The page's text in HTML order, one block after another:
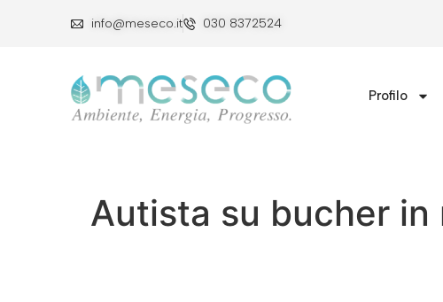
info@meseco.it 030 8372524
Profilo
Autista su bucher in